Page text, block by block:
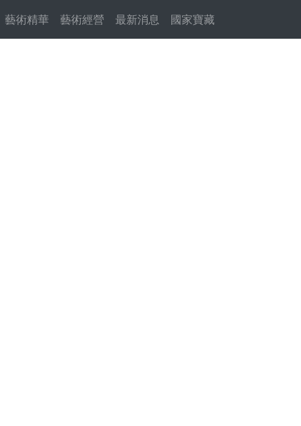
(current)
藝術精華 藝術經營 最新消息 國家寶藏